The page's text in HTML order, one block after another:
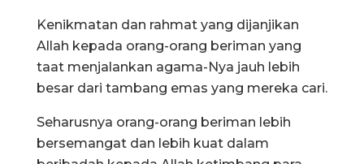
Kenikmatan dan rahmat yang dijanjikan
Allah kepada orang-orang beriman yang
taat menjalankan agama-Nya jauh lebih
besar dari tambang emas yang mereka cari.
Seharusnya orang-orang beriman lebih
bersemangat dan lebih kuat dalam